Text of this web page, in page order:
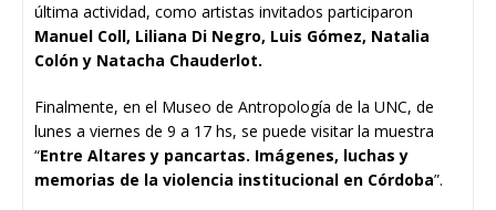
última actividad, como artistas invitados participaron
Manuel Coll, Liliana Di Negro, Luis Gómez, Natalia
Colón y Natacha Chauderlot.
Finalmente, en el Museo de Antropología de la UNC, de
lunes a viernes de 9 a 17 hs, se puede visitar la muestra
“Entre Altares y pancartas. Imágenes, luchas y
memorias de la violencia institucional en Córdoba”.